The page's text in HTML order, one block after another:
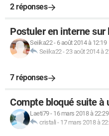
2 réponses
Postuler en interne sur
Seiika22- 6 août 2014 à 12:19
Seiika22-23 août 2014 à
7 réponses
Compte bloqué suite à
Laeti79- 16 mars 2018 à 22:29
cristali - 17 mars 2018 à